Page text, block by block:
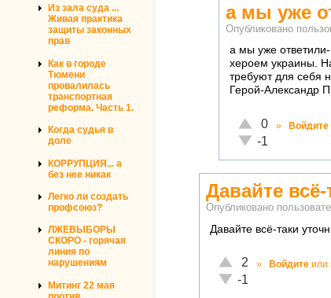
Из зала суда ...
Живая практика
защиты законных
прав
Как в городе
Тюмени
провалилась
транспортная
реформа. Часть 1.
Когда судья в
доле
КОРРУПЦИЯ... а
без нее никак
Легко ли создать
профсоюз?
ЛЖЕВЫБОРЫ
СКОРО - горячая
линия по
нарушениям
Митинг 22 мая
а мы уже
Опубликовано
а мы уже
хероем украины.
требуют для себя
Герой-Александр
Отлично!
0
Неадекватно!
-1
» Войдите
Давайте всё-
Опубликовано
Давайте всё-таки
Отлично!
2
Неадекватно!
-1
» Войдите или